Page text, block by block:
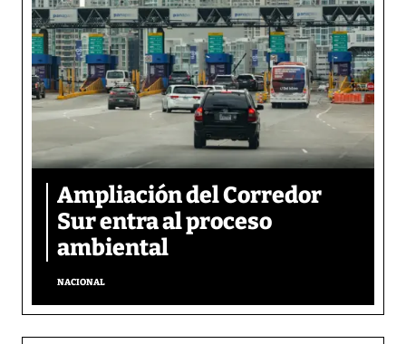
Ampliación del Corredor
Sur entra al proceso
ambiental
NACIONAL